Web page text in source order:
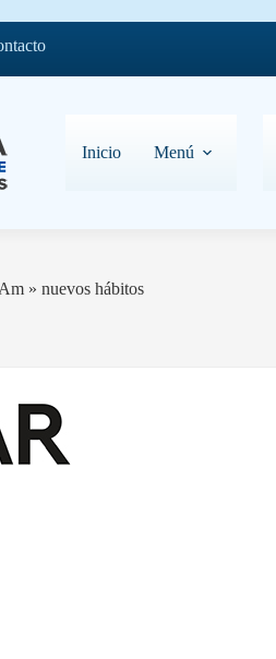
Inicio Menú
» nuevos hábitos